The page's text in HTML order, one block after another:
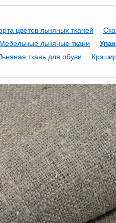
цветов льняных тканей
Мебельные льняные ткани
ткань для обуви